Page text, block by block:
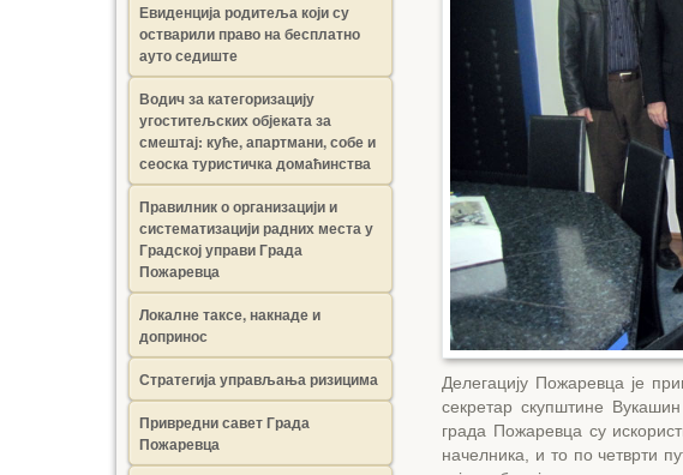
Евиденција родитеља који су
остварили право на бесплатно
ауто седиште
Водич за категоризацију
угоститељских објеката за
смештај: куће, апартмани, собе и
сеоска туристичка домаћинства
Правилник о организацији и
систематизацији радних места у
Градској управи Града
Пожаревца
Локалне таксе, накнаде и
допринос
Стратегија управљања ризицима
Привредни савет Града
Пожаревца
Делегацију Пожаревца је
секретар скупштине
града Пожаревца су
начелника, и то по четврти